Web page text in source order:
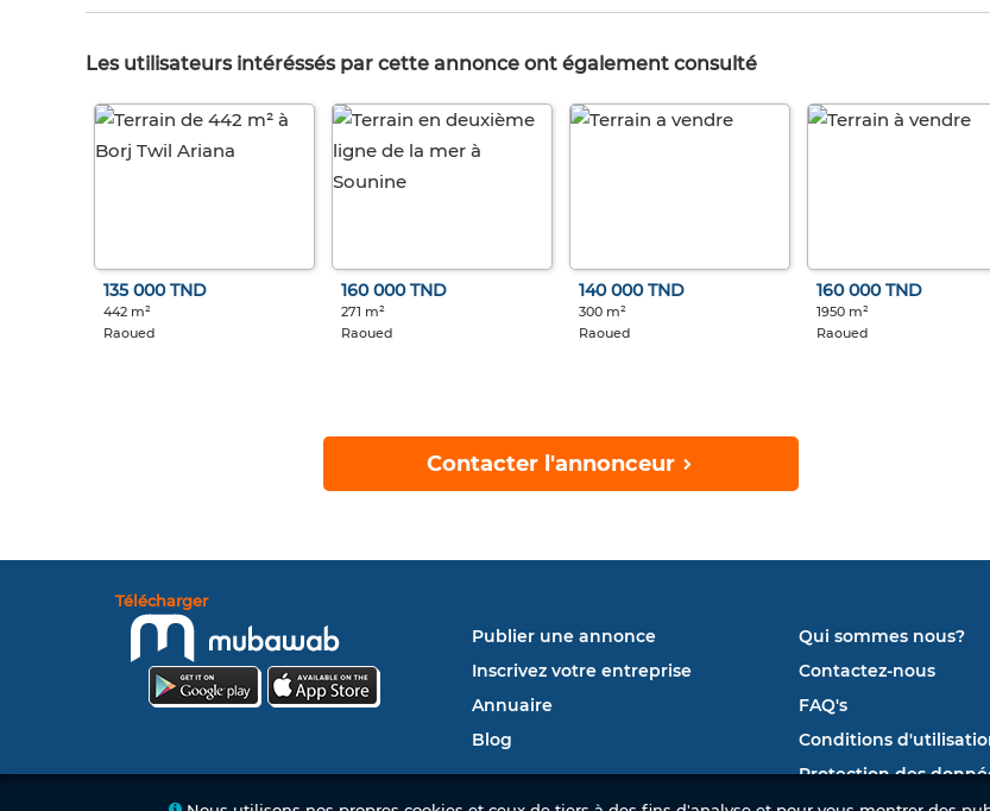
Les utilisateurs intéréssés par cette annonce ont également consulté
135 000 TND
442 m²
Raoued
160 000 TND
271 m²
Raoued
140 000 TND
300 m²
Raoued
160 000 TND
1950 m²
Raoued
Contacter l'annonceur
Télécharger
Publier une annonce
Inscrivez votre entreprise
Annuaire
Blog
Qui sommes nous?
Contactez-nous
FAQ's
Conditions
Protection des